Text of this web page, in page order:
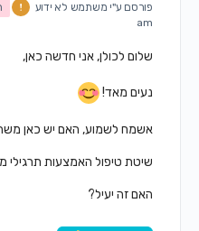
פורסם ע"ימשתמש לא ידוע
am
שלום לכולן, אני חדשה כאן,
נעים מאד!
אשמח לשמוע, האם יש כאן
שיטת טיפול האמצעות תרגילי
האם זה יעיל?